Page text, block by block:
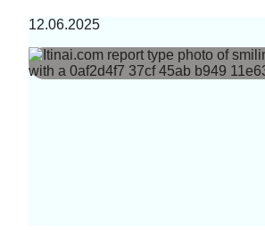
12.06.2025